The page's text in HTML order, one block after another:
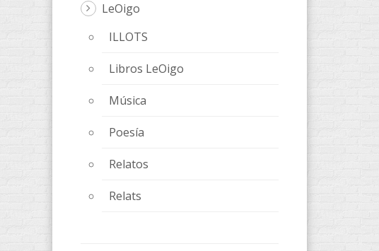
LeOigo
ILLOTS
Libros LeOigo
Música
Poesía
Relatos
Relats